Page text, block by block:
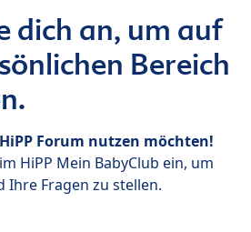
dich an, um auf
Bereich
Forum nutzen möchten!
HiPP Mein BabyClub ein, um
Fragen zu stellen.